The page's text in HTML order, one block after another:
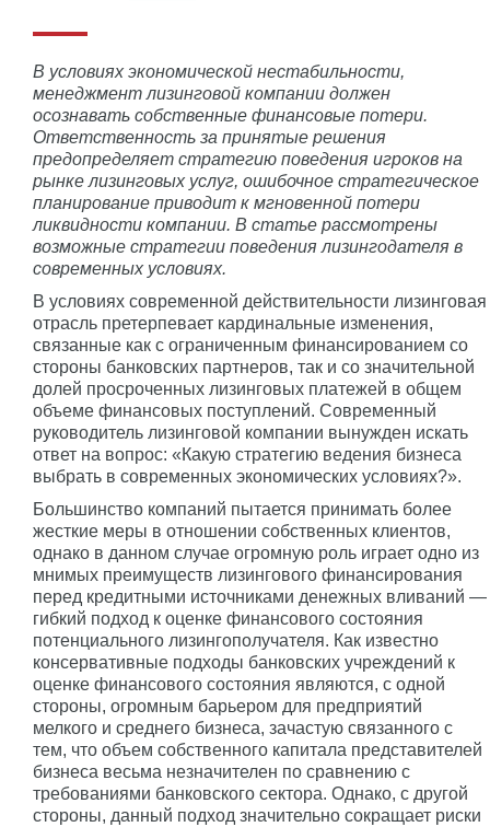
В условиях экономической нестабильности,
менеджмент лизинговой компании должен
осознавать собственные финансовые потери.
Ответственность за принятые решения
предопределяет стратегию поведения игроков на
рынке лизинговых услуг, ошибочное стратегическое
планирование приводит к мгновенной потери
ликвидности компании. В статье рассмотрены
возможные стратегии поведения лизингодателя в
современных условиях.
В условиях современной действительности лизинговая
отрасль претерпевает кардинальные изменения,
связанные как с ограниченным финансированием со
стороны банковских партнеров, так и со значительной
долей просроченных лизинговых платежей в общем
объеме финансовых поступлений. Современный
руководитель лизинговой компании вынужден искать
ответ на вопрос: «Какую стратегию ведения бизнеса
выбрать в современных экономических условиях?».
Большинство компаний пытается принимать более
жесткие меры в отношении собственных клиентов,
однако в данном случае огромную роль играет одно из
мнимых преимуществ лизингового финансирования
перед кредитными источниками денежных вливаний —
гибкий подход к оценке финансового состояния
потенциального лизингополучателя. Как известно
консервативные подходы банковских учреждений к
оценке финансового состояния являются, с одной
стороны, огромным барьером для предприятий
мелкого и среднего бизнеса, зачастую связанного с
тем, что объем собственного капитала представителей
бизнеса весьма незначителен по сравнению с
требованиями банковского сектора. Однако, с другой
стороны, данный подход значительно сокращает риски